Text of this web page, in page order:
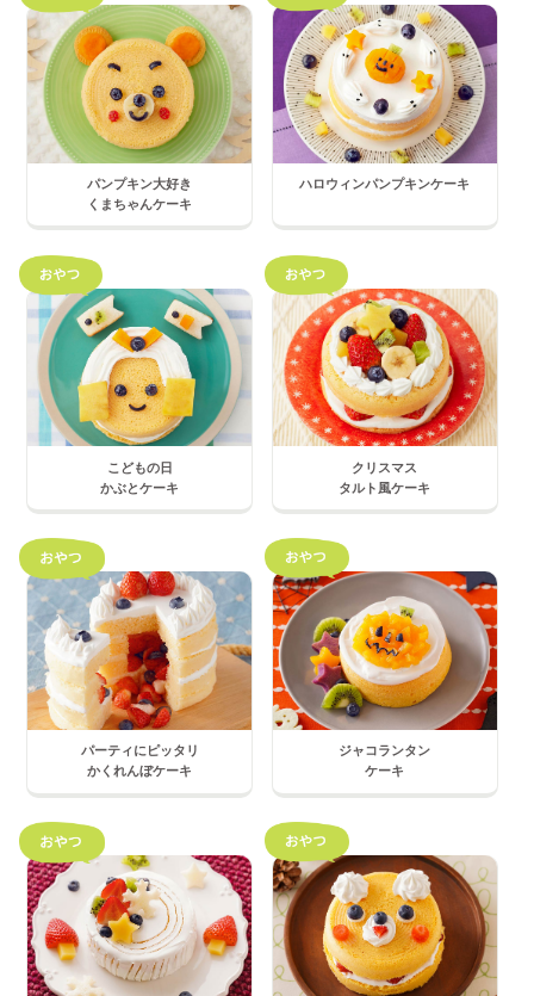
パンプキン大好き
くまちゃんケーキ
ハロウィンパンプキンケーキ
こどもの日
かぶとケーキ
クリスマス
タルト風ケーキ
パーティにピッタリ
かくれんぼケーキ
ジャコランタン
ケーキ